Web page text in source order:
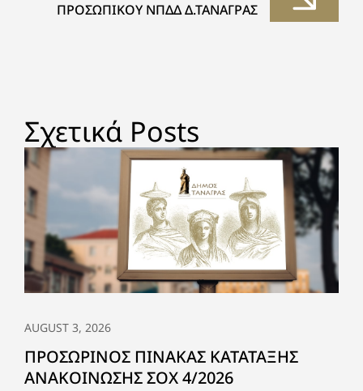
ΠΡΟΣΩΠΙΚΟΥ ΝΠΔΔ Δ.ΤΑΝΑΓΡΑΣ
Σχετικά Posts
AUGUST 3, 2026
ΠΡΟΣΩΡΙΝΟΣ ΠΙΝΑΚΑΣ ΚΑΤΑΤΑΞΗΣ
ΑΝΑΚΟΙΝΩΣΗΣ ΣΟΧ 4/2026